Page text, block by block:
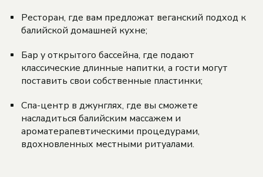
Ресторан, где вам предложат веганский подход к
балийской домашней кухне;
Бар у открытого бассейна, где подают
классические длинные напитки, а гости могут
поставить свои собственные пластинки;
Спа-центр в джунглях, где вы сможете
насладиться балийским массажем и
ароматерапевтическими процедурами,
вдохновленных местными ритуалами.